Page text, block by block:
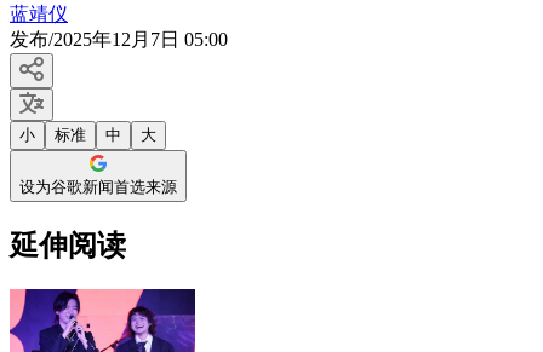
蓝靖仪
发布/2025年12月7日 05:00
小 标准 中 大
设为谷歌新闻首选来源
延伸阅读